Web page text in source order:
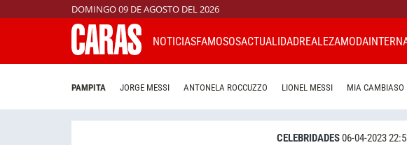
DOMINGO 09 DE AGOSTO DEL 2026
NOTICIASFAMOSOSACTUALIDADREALEZAMODA
PAMPITA JORGE MESSI ANTONELA ROCCUZZO LIONEL MESSI MIA CAMBIASO
CELEBRIDADES06-04-2023